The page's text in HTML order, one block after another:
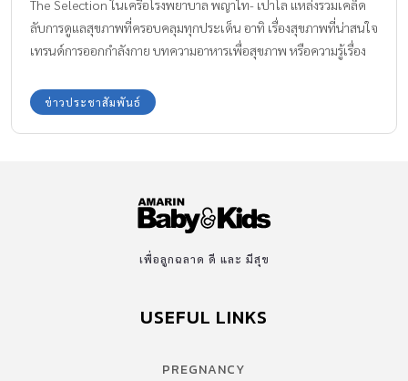
The Selection ในเครือโรงพยาบาล พญาไท- เปาโล แหล่งรวมเคล็ด
ลับการดูแลสุขภาพที่ครอบคลุมทุกประเด็น อาทิ เรื่องสุขภาพที่น่าสนใจ
เทรนด์การออกกำลังกาย บทความอาหารเพื่อสุขภาพ หรือความรู้เรื่อง
วัยผู้ใหญ่ หรือผู้สูงอายุ เพื่อให้เข้าถึงข้อมูลสุขภาพที่ถูกต้องและน่าเชื่อ
ถือ เพื่อเป็นแนวทางในการดูแลสุขภาพให้แข็งแรง สร้างภูมิคุ้มกันเพื่อ
ลานโปรโมชั่น ชั้น G สามย่านมิตรทาวน์ พบกับกิจกรรมมากมาย อาทิ
ตลาดสินค้าสุขภาพกว่า 20 บูท, Workshop ศิลปะบำบัด, ลุ้นรับของ
รางวัลกับเกมวัดสุขภาพ พร้อมลุ้นรับของรางวัลพิเศษจาก 3 […]
ข่าวประชาสัมพันธ์
เพื่อลูกฉลาด ดี และ มีสุข
USEFUL LINKS
PREGNANCY